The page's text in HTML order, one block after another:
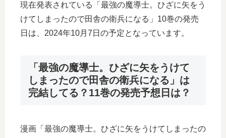
現在発表されている「最強の魔導士。ひざに矢をう
けてしまったので田舎の衛兵になる」10巻の発売
日は、2024年10月7日の予定となっています。
「最強の魔導士。ひざに矢をうけて
しまったので田舎の衛兵になる」は
完結してる？11巻の発売予想日は？
漫画「最強の魔導士。ひざに矢をうけてしまったの